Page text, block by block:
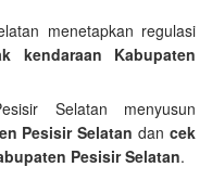
menetapkan regulasi
kendaraan Kabupaten
Selatan menyusun
Pesisir Selatan dancek
Pesisir Selatan.